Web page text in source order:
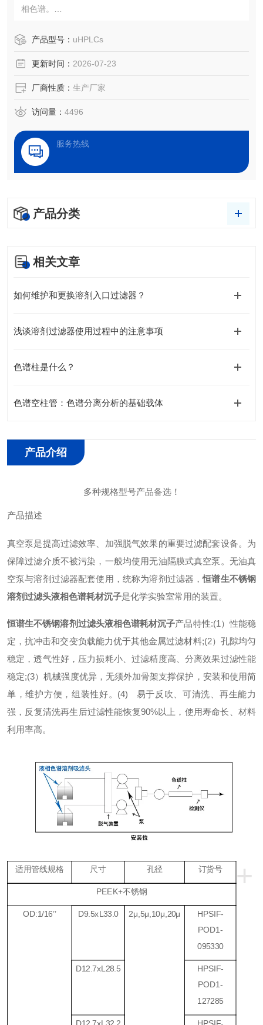
相色谱。
管路：ID1/8“
产品型号： uHPLCs
更新时间： 2026-07-23
厂商性质： 生产厂家
访问量： 4496
服务热线
产品分类
相关文章
如何维护和更换溶剂入口过滤器？
浅谈溶剂过滤器使用过程中的注意事项
色谱柱是什么？
色谱空柱管：色谱分离分析的基础载体
产品介绍
多种规格型号产品备选！
产品描述
真空泵是提高过滤效率、加强脱气效果的重要过滤配套设备。为
保障过滤介质不被污染，一般均使用无油隔膜式真空泵。无油真
空泵与溶剂过滤器配套使用，统称为溶剂过滤器，恒谱生不锈钢
溶剂过滤头液相色谱耗材沉子是化学实验室常用的装置。
恒谱生不锈钢溶剂过滤头液相色谱耗材沉子产品特性:(1）性能稳
定，抗冲击和交变负载能力优于其他金属过滤材料;(2）孔隙均匀
稳定，透气性好，压力损耗小、过滤精度高、分离效果过滤性能
稳定;(3）机械强度优异，无须外加骨架支撑保护，安装和使用简
单，维护方便，组装性好。 (4) 易于反吹、可清洗、再生能力
强，反复清洗再生后过滤性能恢复90%以上，使用寿命长、材料
利用率高。
+
适用管线规格 尺寸 孔径 订货号
PEEK+不锈钢
OD:1/16’’ D9.5xL33.0 2μ ,5μ ,10μ ,20μ HPSIF-
POD1-
095330
D12.7xL28.5
HPSIF-
POD1-
127285
D12.7xL32.2 HPSIF-